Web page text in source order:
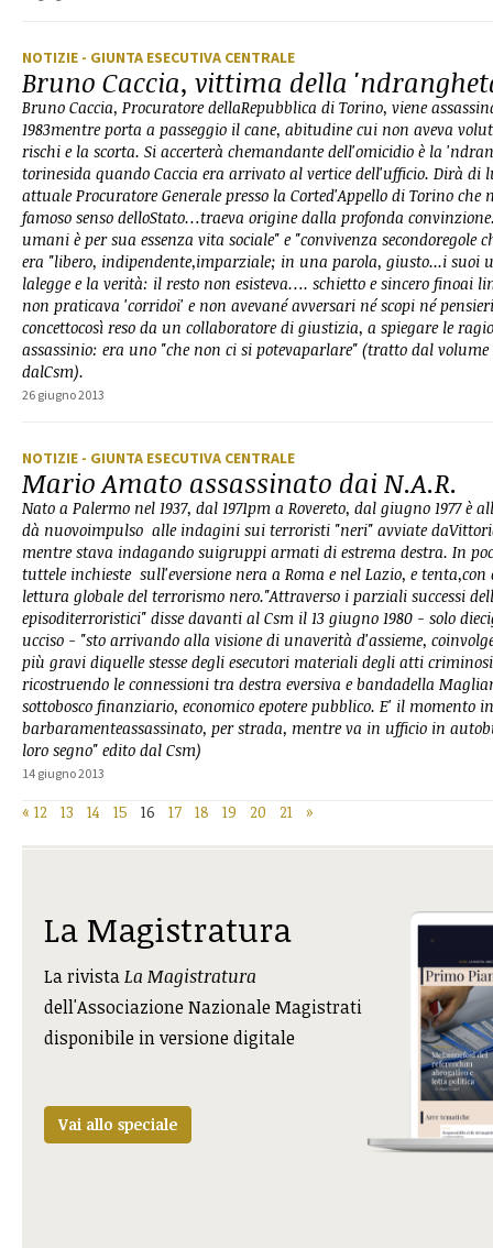
NOTIZIE - GIUNTA ESECUTIVA CENTRALE
Bruno Caccia, vittima della
Bruno Caccia, Procuratore dellaRepubblica di Torino, viene
1983mentre porta a passeggio il cane, abitudine cui non aveva
rischi e la scorta. Si accerterà chemandante dell'omicidio è la
torinesida quando Caccia era arrivato al vertice dell'ufficio. Dirà di
attuale Procuratore Generale presso la Corted'Appello di Torino che
famoso senso delloStato…traeva origine dalla profonda
umani è per sua essenza vita sociale" e "convivenza secondoregole
era "libero, indipendente,imparziale; in una parola, giusto...i suoi
lalegge e la verità: il resto non esisteva…. schietto e sincero finoai
non praticava 'corridoi' e non avevané avversari né scopi né
concettocosì reso da un collaboratore di giustizia, a spiegare le
assassinio: era uno "che non ci si potevaparlare" (tratto dal volume
dalCsm).
26 giugno 2013
NOTIZIE - GIUNTA ESECUTIVA CENTRALE
Mario Amato assassinato dai N.A.R.
Nato a Palermo nel 1937, dal 1971pm a Rovereto, dal giugno 1977 è
dà nuovoimpulso alle indagini sui terroristi "neri" avviate daVittorio
mentre stava indagando suigruppi armati di estrema destra. In
tuttele inchieste sull'eversione nera a Roma e nel Lazio, e
lettura globale del terrorismo nero."Attraverso i parziali successi
episoditerroristici" disse davanti al Csm il 13 giugno 1980 - solo
ucciso - "sto arrivando alla visione di unaverità d'assieme,
più gravi diquelle stesse degli esecutori materiali degli atti
ricostruendo le connessioni tra destra eversiva e bandadella
sottobosco finanziario, economico epotere pubblico. E' il momento
barbaramenteassassinato, per strada, mentre va in ufficio in
loro segno" edito dal Csm)
14 giugno 2013
« 12 13 14 15 16 17 18 19 20 21 »
La Magistratura
La rivistaLa Magistratura
dell'Associazione Nazionale Magistrati
disponibile in versione digitale
Vai allo speciale